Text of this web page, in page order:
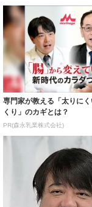
専門家が教える「太りに
くり」のカギとは？
PR(森永乳業株式会社)